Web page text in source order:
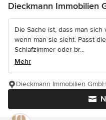
Dieckmann Immobilien
Die Sache ist, dass man
wenn man sie sieht. Passt
Schlafzimmer oder br...
Mehr
Dieckmann Immobilien